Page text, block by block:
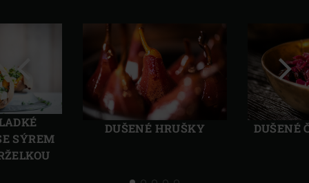
SÝREM
DUŠENÉ HRUŠKY DUŠENÉ
Předchozí Další